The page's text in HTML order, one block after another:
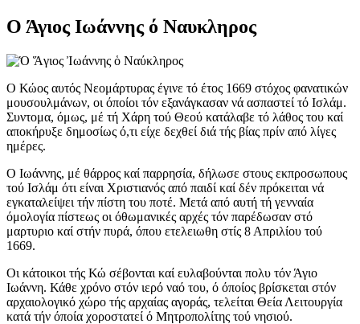
Ο Άγιος Ιωάννης ό Ναυκληρος
Ο Κώος αυτός Νεομάρτυρας έγινε τό έτος 1669 στόχος φανατικών
μουσουλμάνων, οι όποίοι τόν εξανάγκασαν νά ασπαστεί τό Ισλάμ.
Συντομα, όμως, μέ τή Χάρη τού Θεού κατάλαβε τό λάθος του καί
αποκήρυξε δημοσίως ό,τι είχε δεχθεί διά τής βίας πρίν από λίγες
ημέρες.
Ο Ιωάννης, μέ θάρρος καί παρρησία, δήλωσε στους εκπροσωπους
τού Ισλάμ ότι είναι Χριστιανός από παιδί καί δέν πρόκειται νά
εγκαταλείψει τήν πίστη του ποτέ. Μετά από αυτή τή γενναία
όμολογία πίστεως οι όθωμανικές αρχές τόν παρέδωσαν στό
μαρτυριο καί στήν πυρά, όπου ετελειωθη στίς 8 Απριλίου τού
1669.
Οι κάτοικοι τής Κώ σέβονται καί ευλαβούνται πολυ τόν Άγιο
Ιωάννη. Κάθε χρόνο στόν ιερό ναό του, ό όποίος βρίσκεται στόν
αρχαιολογικό χώρο τής αρχαίας αγοράς, τελείται Θεία Λειτουργία
κατά τήν όποία χοροστατεί ό Μητροπολίτης τού νησιού.